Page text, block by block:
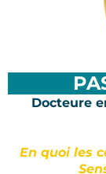
Docteure
En quoi les